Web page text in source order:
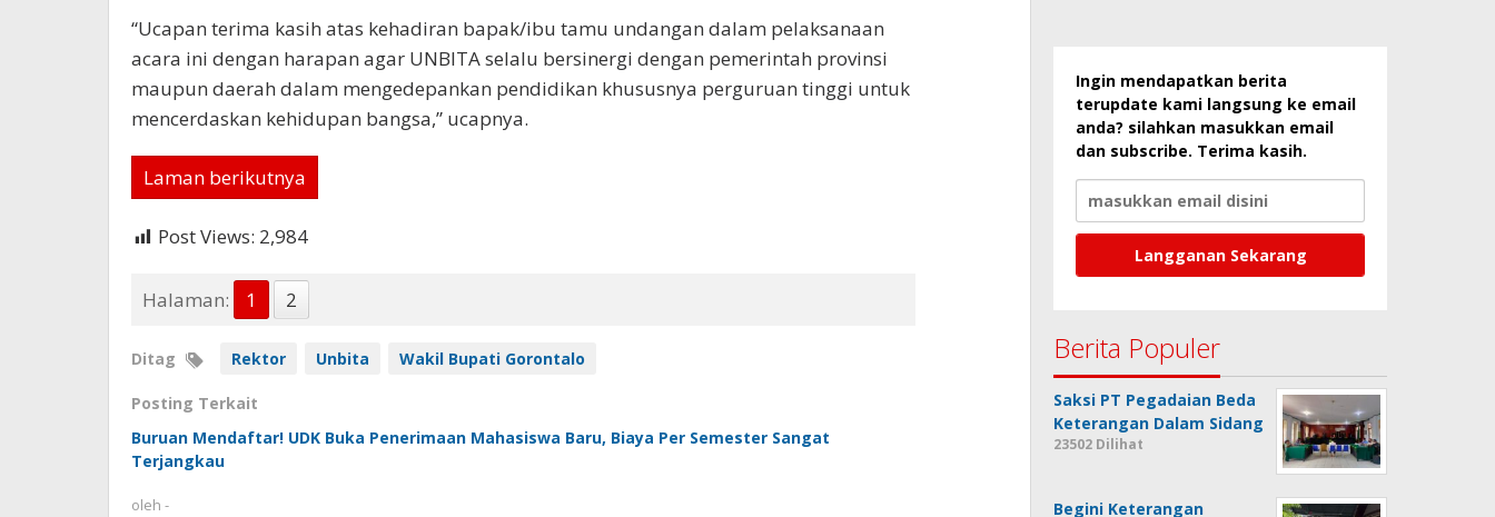
“Ucapan terima kasih atas kehadiran bapak/ibu tamu undangan dalam pelaksanaan
acara ini dengan harapan agar UNBITA selalu bersinergi dengan pemerintah provinsi
maupun daerah dalam mengedepankan pendidikan khususnya perguruan tinggi untuk
mencerdaskan kehidupan bangsa,” ucapnya.
Laman berikutnya
Post Views: 2,984
Halaman: 1 2
Ditag Rektor Unbita Wakil Bupati Gorontalo
Posting Terkait
Buruan Mendaftar! UDK Buka Penerimaan Mahasiswa Baru, Biaya Per Semester Sangat
Terjangkau
oleh -
Ingin mendapatkan berita
terupdate kami langsung ke email
anda? silahkan masukkan email
dan subscribe. Terima kasih.
Berita Populer
Saksi PT Pegadaian Beda
Keterangan Dalam Sidang
23502 Dilihat
Begini Keterangan